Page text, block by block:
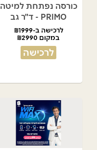
כורסה נפתחת למיטה
PRIMO - ד"ר גב
לרכישה ב-₪1999
במקום ₪2990
לרכישה